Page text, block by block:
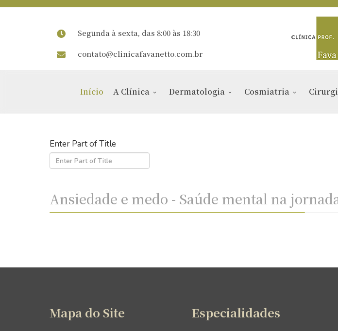
Segunda à sexta, das 8:00 às 18:30
contato@clinicafavanetto.com.br
Início A Clínica Dermatologia Cosmiatria
Enter Part of Title
Ansiedade e medo - Saúde mental na
Mapa do Site Especialidades